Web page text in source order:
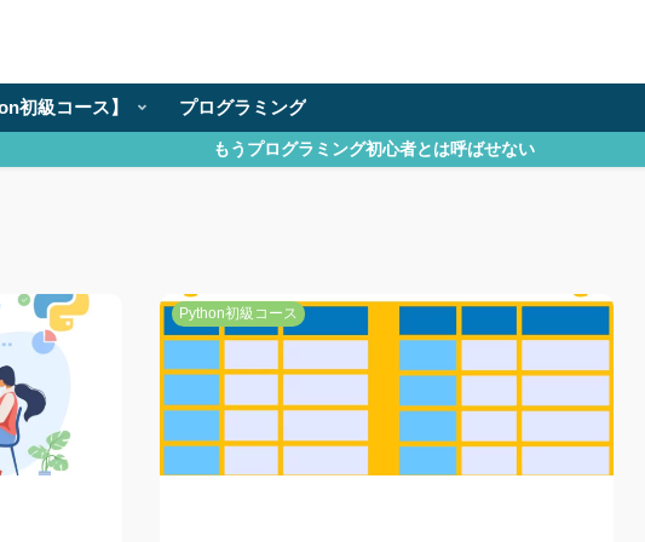
初級コース】 プログラミング
もうプログラミング初心者とは呼ばせない
Python初級コース